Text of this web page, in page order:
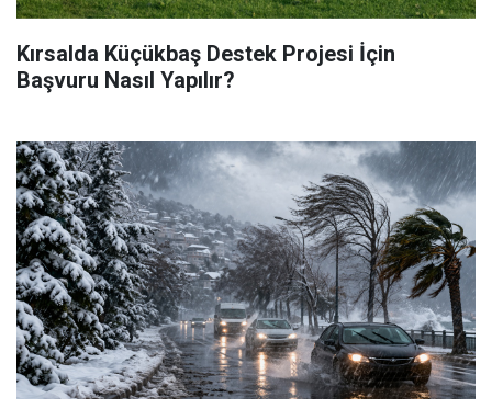
Kırsalda Küçükbaş Destek Projesi İçin
Başvuru Nasıl Yapılır?